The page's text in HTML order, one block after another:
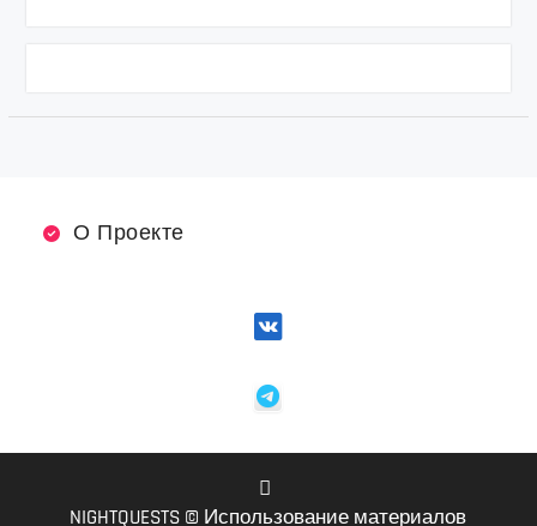
О Проекте
VK
NIGHTQUESTS © Использование материалов